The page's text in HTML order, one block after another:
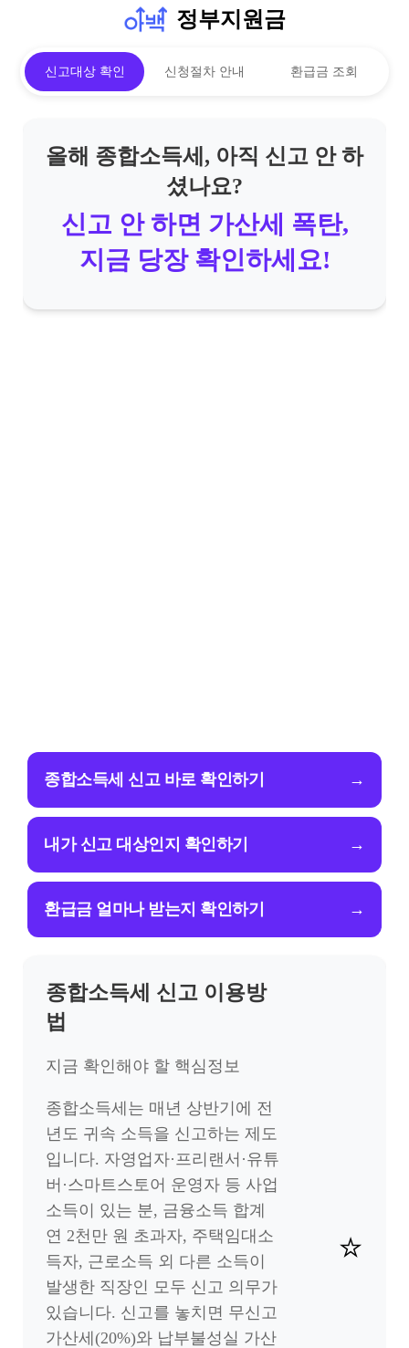
정부지원금
신고대상 확인 신청절차 안내 환급금 조회
올해 종합소득세, 아직 신고 안 하
셨나요?
신고 안 하면 가산세 폭탄,
지금 당장 확인하세요!
종합소득세 신고 바로 확인하기 →
내가 신고 대상인지 확인하기 →
환급금 얼마나 받는지 확인하기 →
종합소득세 신고 이용방
법
지금 확인해야 할 핵심정보
종합소득세는 매년 상반기에 전
년도 귀속 소득을 신고하는 제도
입니다. 자영업자·프리랜서·유튜
버·스마트스토어 운영자 등 사업
소득이 있는 분, 금융소득 합계
연 2천만 원 초과자, 주택임대소
득자, 근로소득 외 다른 소득이
발생한 직장인 모두 신고 의무가
있습니다. 신고를 놓치면 무신고
가산세(20%)와 납부불성실 가산
⭐